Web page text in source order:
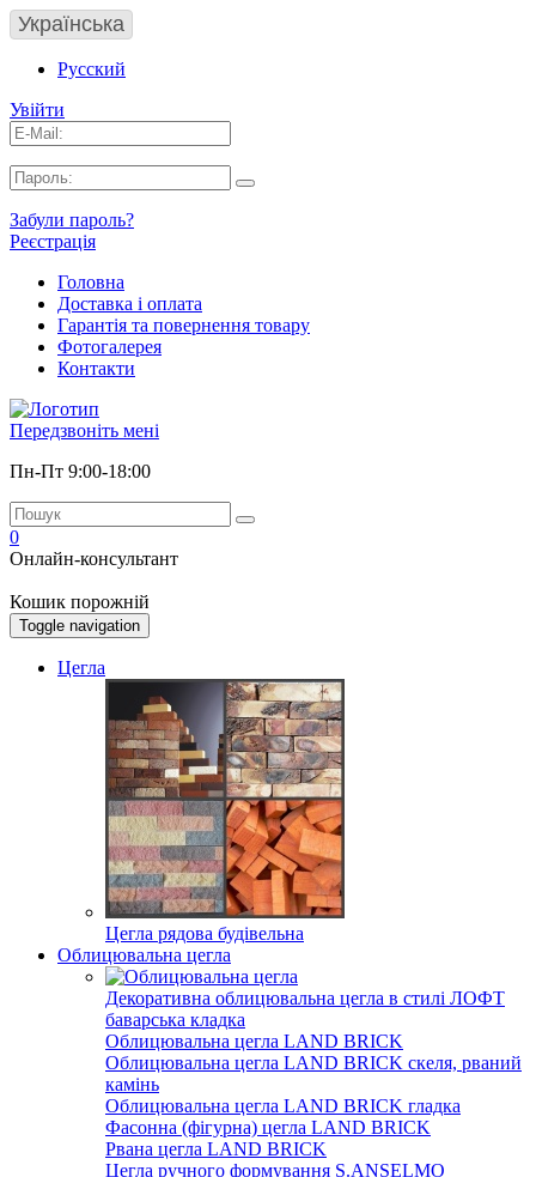
Українська
Русский
Увійти
Забули пароль?
Реєстрація
Головна
Доставка і оплата
Гарантія та повернення товару
Фотогалерея
Контакти
Передзвоніть мені
Пн-Пт 9:00-18:00
0
Онлайн-консультант
Кошик порожній
Toggle navigation
Цегла
Цегла рядова будівельна
Облицювальна цегла
Декоративна облицювальна цегла в стилі ЛОФТ
баварська кладка
Облицювальна цегла LAND BRICK
Облицювальна цегла LAND BRICK скеля, рваний
камінь
Облицювальна цегла LAND BRICK гладка
Фасонна (фігурна) цегла LAND BRICK
Рвана цегла LAND BRICK
Цегла ручного формування S.ANSELMO